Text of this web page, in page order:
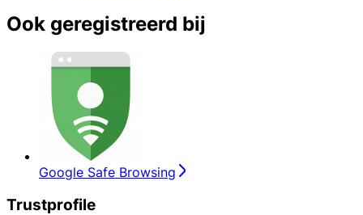
Ook geregistreerd bij
Google Safe Browsing
Trustprofile